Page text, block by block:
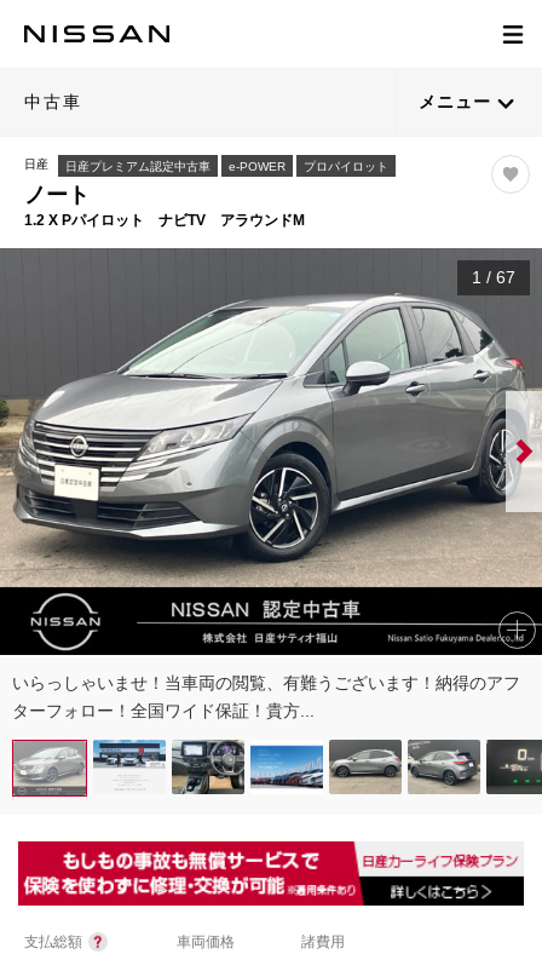
中古車 メニュー
日産 日産プレミアム認定中古車 e-POWER プロパイロット
ノート
1.2 X Pパイロット ナビTV アラウンドM
1 / 67
いらっしゃいませ！当車両の閲覧、有難うございます！納得のアフ
ターフォロー！全国ワイド保証！貴方...
支払総額 車両価格 諸費用